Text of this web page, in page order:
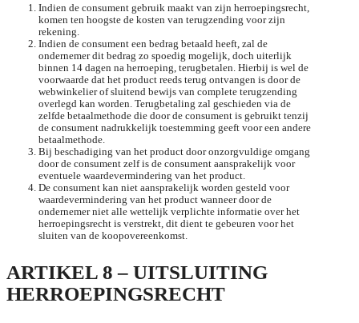
Indien de consument gebruik maakt van zijn herroepingsrecht,
komen ten hoogste de kosten van terugzending voor zijn
rekening.
Indien de consument een bedrag betaald heeft, zal de
ondernemer dit bedrag zo spoedig mogelijk, doch uiterlijk
binnen 14 dagen na herroeping, terugbetalen. Hierbij is wel de
voorwaarde dat het product reeds terug ontvangen is door de
webwinkelier of sluitend bewijs van complete terugzending
overlegd kan worden. Terugbetaling zal geschieden via de
zelfde betaalmethode die door de consument is gebruikt tenzij
de consument nadrukkelijk toestemming geeft voor een andere
betaalmethode.
Bij beschadiging van het product door onzorgvuldige omgang
door de consument zelf is de consument aansprakelijk voor
eventuele waardevermindering van het product.
De consument kan niet aansprakelijk worden gesteld voor
waardevermindering van het product wanneer door de
ondernemer niet alle wettelijk verplichte informatie over het
herroepingsrecht is verstrekt, dit dient te gebeuren voor het
sluiten van de koopovereenkomst.
ARTIKEL 8 – UITSLUITING
HERROEPINGSRECHT